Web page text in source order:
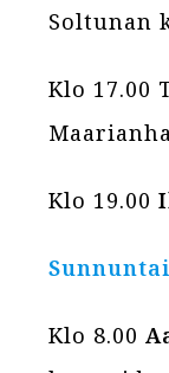
Soltunan
Klo 17.00
Klo 19.00
Klo 8.00